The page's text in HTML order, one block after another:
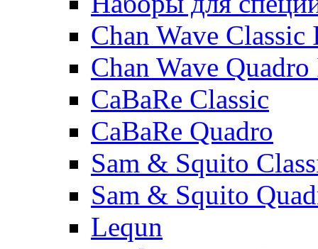
Chan Wave
Chan Wave
CaBaRe Classic
CaBaRe Quadro
Sam & Squito
Sam & Squito
Lequn